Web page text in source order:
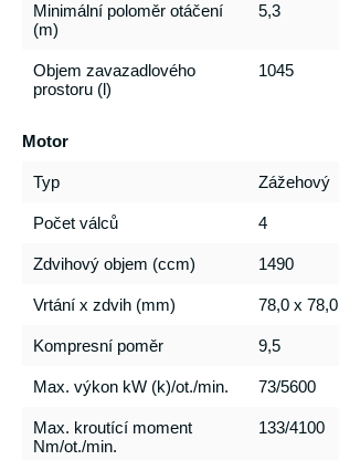
Minimální poloměr otáčení
(m)
5,3
Objem zavazadlového
prostoru (l)
1045
Motor
Typ Zážehový
Počet válců 4
Zdvihový objem (ccm) 1490
Vrtání x zdvih (mm) 78,0 x 78,0
Kompresní poměr 9,5
Max. výkon kW (k)/ot./min. 73/5600
Max. kroutící moment
Nm/ot./min.
133/4100